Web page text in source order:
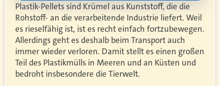
Plastik-Pellets sind Krümel aus Kunststoff, die die
Rohstoff- an die verarbeitende Industrie liefert. Weil
es rieselfähig ist, ist es recht einfach fortzubewegen.
Allerdings geht es deshalb beim Transport auch
immer wieder verloren. Damit stellt es einen großen
Teil des Plastikmülls in Meeren und an Küsten und
bedroht insbesondere die Tierwelt.